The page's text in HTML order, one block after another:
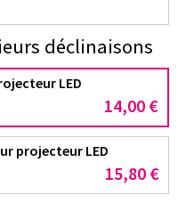
déclinaisons
LED
14,00 €
projecteur LED
15,80 €